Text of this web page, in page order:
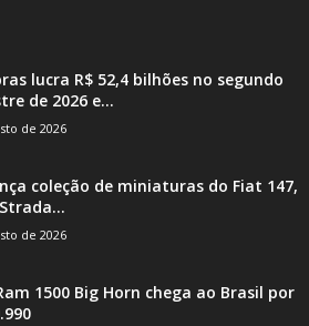
lucra R$ 52,4 bilhões no segundo
de 2026 e...
de 2026
coleção de miniaturas do Fiat 147,
de 2026
1500 Big Horn chega ao Brasil por